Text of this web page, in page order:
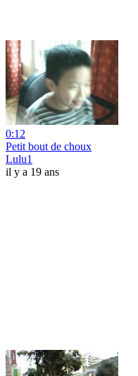
0:12
Petit bout de choux
Lulu1
il y a 19 ans